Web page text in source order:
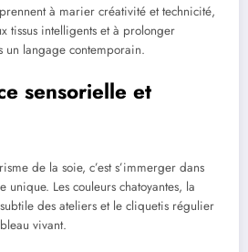
à marier créativité et technicité,
tissus intelligents et à prolonger
un langage contemporain.
sensorielle et
de la soie, c’est s’immerger dans
unique. Les couleurs chatoyantes, la
des ateliers et le cliquetis régulier
vivant.